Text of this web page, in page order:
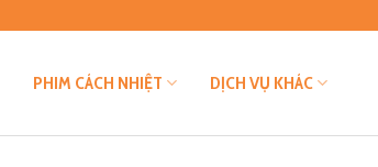
PHIM CÁCH NHIỆT DỊCH VỤ KHÁC